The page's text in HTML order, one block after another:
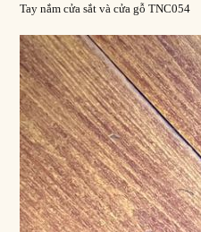
Tay nắm cửa sắt và cửa gỗ TNC054